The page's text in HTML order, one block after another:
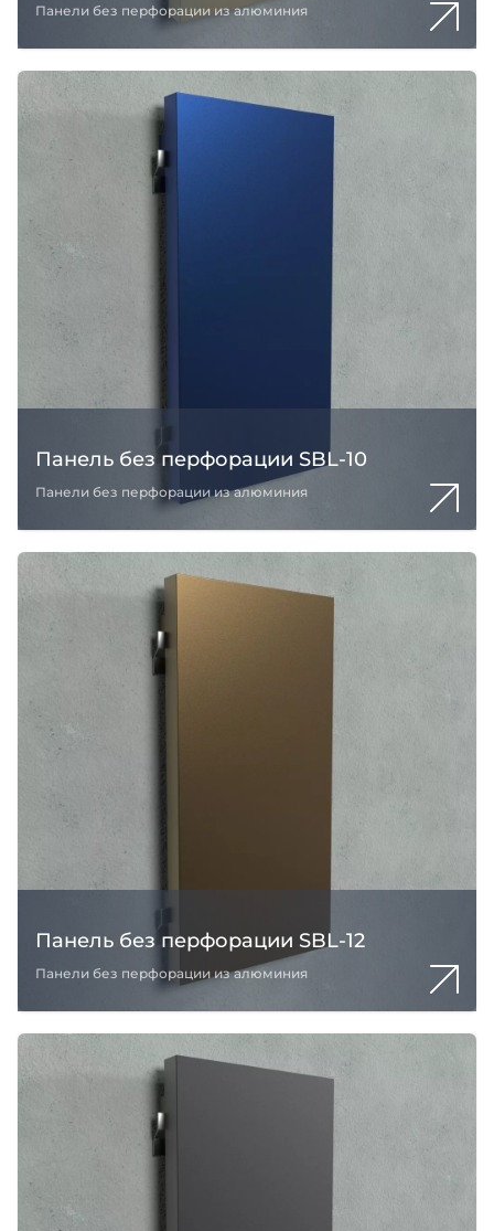
Панели без перфорации из алюминия
Панель без перфорации SBL-10
Панели без перфорации из алюминия
Панель без перфорации SBL-12
Панели без перфорации из алюминия